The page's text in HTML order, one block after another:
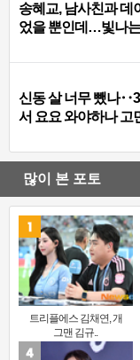
송혜교, 남사친과 데
었을 뿐인데…빛나
신동 살 너무 뺐나
서 요요 와야하나 고
많이 본 포토
트리플에스 김채연, 개
그맨 김규..